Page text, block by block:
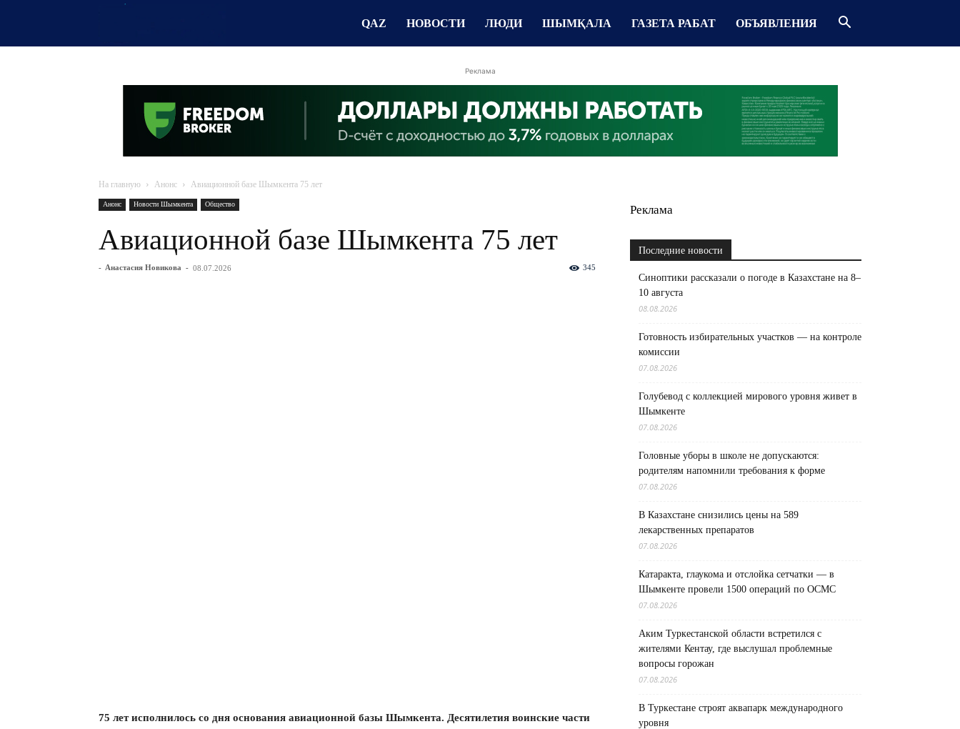
QAZ НОВОСТИ ЛЮДИ ШЫМҚАЛА ГАЗЕТА РАБАТ ОБЪЯВЛЕНИЯ
Реклама
На главную Анонс Авиационной базе Шымкента 75 лет
Анонс Новости Шымкента Общество
Авиационной базе Шымкента 75 лет
- Анастасия Новикова - 08.07.2026 345
75 лет исполнилось со дня основания авиационной базы Шымкента. Десятилетия воинские части
Реклама
Последние новости
Синоптики рассказали о погоде в Казахстане на 8–
10 августа
08.08.2026
Готовность избирательных участков — на контроле
комиссии
07.08.2026
Голубевод с коллекцией мирового уровня живет в
Шымкенте
07.08.2026
Головные уборы в школе не допускаются:
родителям напомнили требования к форме
07.08.2026
В Казахстане снизились цены на 589
лекарственных препаратов
07.08.2026
Катаракта, глаукома и отслойка сетчатки — в
Шымкенте провели 1500 операций по ОСМС
07.08.2026
Аким Туркестанской области встретился с
жителями Кентау, где выслушал проблемные
вопросы горожан
07.08.2026
В Туркестане строят аквапарк международного
уровня